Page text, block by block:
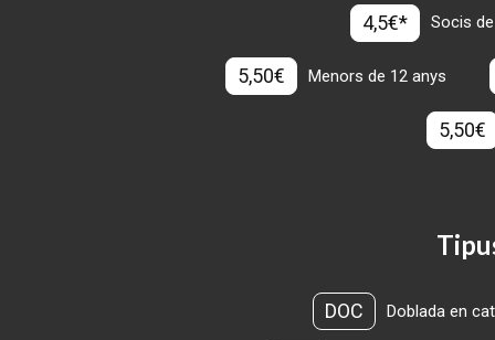
4,5€* Socis
5,50€ Menors de 12 anys
5,50€
DOC Doblada en